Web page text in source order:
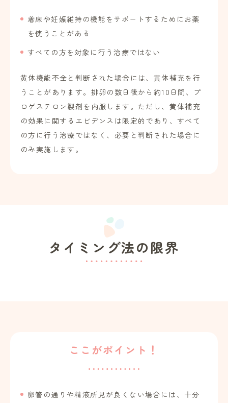
着床や妊娠維持の機能をサポートするためにお薬
を使うことがある
すべての方を対象に行う治療ではない
黄体機能不全と判断された場合には、黄体補充を行
うことがあります。排卵の数日後から約10日間、プ
ロゲステロン製剤を内服します。ただし、黄体補充
の効果に関するエビデンスは限定的であり、すべて
の方に行う治療ではなく、必要と判断された場合に
のみ実施します。
タイミング法の限界
ここがポイント！
卵管の通りや精液所見が良くない場合には、十分